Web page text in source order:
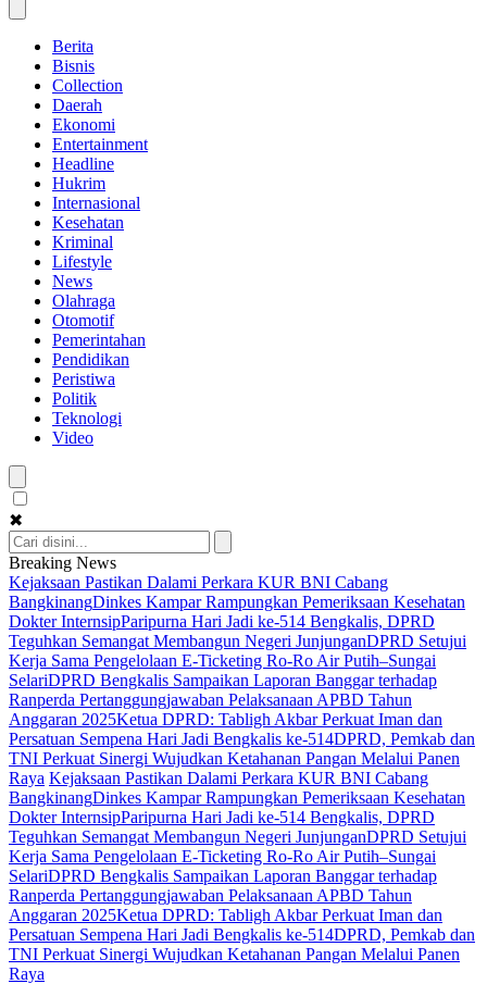
Berita
Bisnis
Collection
Daerah
Ekonomi
Entertainment
Headline
Hukrim
Internasional
Kesehatan
Kriminal
Lifestyle
News
Olahraga
Otomotif
Pemerintahan
Pendidikan
Peristiwa
Politik
Teknologi
Video
✖
Breaking News
Kejaksaan Pastikan Dalami Perkara KUR BNI Cabang
BangkinangDinkes Kampar Rampungkan Pemeriksaan Kesehatan
Dokter InternsipParipurna Hari Jadi ke-514 Bengkalis, DPRD
Teguhkan Semangat Membangun Negeri JunjunganDPRD Setujui
Kerja Sama Pengelolaan E-Ticketing Ro-Ro Air Putih–Sungai
SelariDPRD Bengkalis Sampaikan Laporan Banggar terhadap
Ranperda Pertanggungjawaban Pelaksanaan APBD Tahun
Anggaran 2025Ketua DPRD: Tabligh Akbar Perkuat Iman dan
Persatuan Sempena Hari Jadi Bengkalis ke-514DPRD, Pemkab dan
TNI Perkuat Sinergi Wujudkan Ketahanan Pangan Melalui Panen
Raya Kejaksaan Pastikan Dalami Perkara KUR BNI Cabang
BangkinangDinkes Kampar Rampungkan Pemeriksaan Kesehatan
Dokter InternsipParipurna Hari Jadi ke-514 Bengkalis, DPRD
Teguhkan Semangat Membangun Negeri JunjunganDPRD Setujui
Kerja Sama Pengelolaan E-Ticketing Ro-Ro Air Putih–Sungai
SelariDPRD Bengkalis Sampaikan Laporan Banggar terhadap
Ranperda Pertanggungjawaban Pelaksanaan APBD Tahun
Anggaran 2025Ketua DPRD: Tabligh Akbar Perkuat Iman dan
Persatuan Sempena Hari Jadi Bengkalis ke-514DPRD, Pemkab dan
TNI Perkuat Sinergi Wujudkan Ketahanan Pangan Melalui Panen
Raya